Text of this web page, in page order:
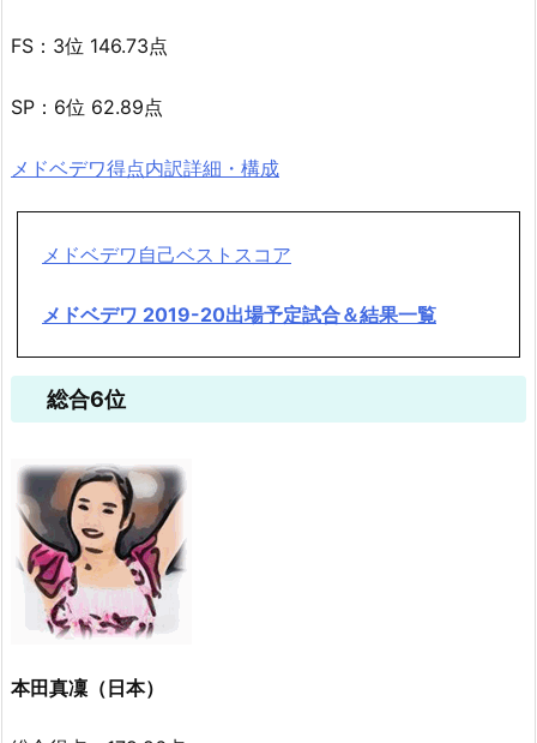
FS：3位 146.73点
SP：6位 62.89点
メドベデワ得点内訳詳細・構成
メドベデワ自己ベストスコア
メドベデワ 2019-20出場予定試合＆結果一覧
総合6位
本田真凜（日本）